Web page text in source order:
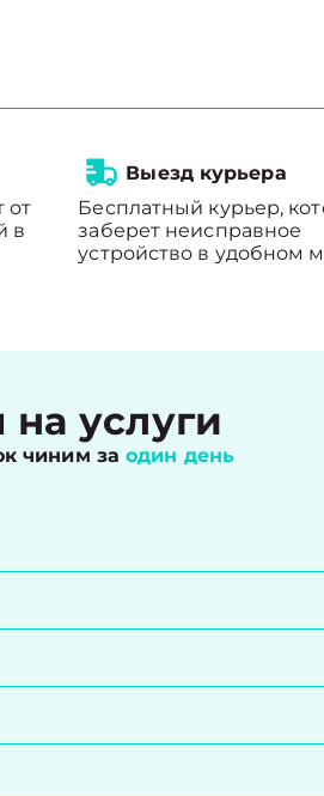
от
в
Выезд курьера
Бесплатный курьер,
заберет неисправное
устройство в удобном
услуги
чиним заодин день